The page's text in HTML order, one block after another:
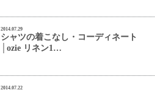
2014.07.29
シャツの着こなし・コーディネート
│ozie リネン1…
2014.07.22